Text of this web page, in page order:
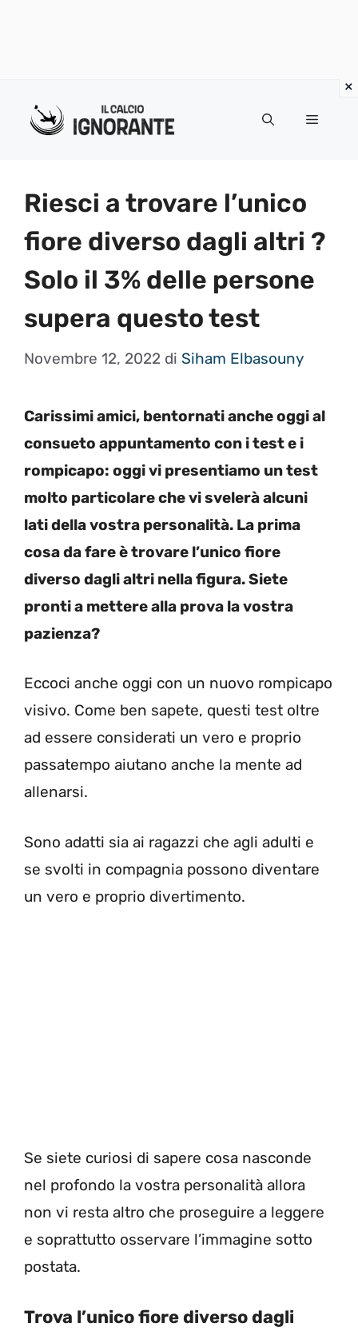
Menu
Riesci a trovare l’unico
fiore diverso dagli altri ?
Solo il 3% delle persone
supera questo test
Novembre 12, 2022 di Siham Elbasouny
Carissimi amici, bentornati anche oggi al
consueto appuntamento con i test e i
rompicapo: oggi vi presentiamo un test
molto particolare che vi svelerà alcuni
lati della vostra personalità. La prima
cosa da fare è trovare l’unico fiore
diverso dagli altri nella figura. Siete
pronti a mettere alla prova la vostra
pazienza?
Eccoci anche oggi con un nuovo rompicapo
visivo. Come ben sapete, questi test oltre
ad essere considerati un vero e proprio
passatempo aiutano anche la mente ad
allenarsi.
Sono adatti sia ai ragazzi che agli adulti e
se svolti in compagnia possono diventare
un vero e proprio divertimento.
Se siete curiosi di sapere cosa nasconde
nel profondo la vostra personalità allora
non vi resta altro che proseguire a leggere
e soprattutto osservare l’immagine sotto
postata.
Trova l’unico fiore diverso dagli